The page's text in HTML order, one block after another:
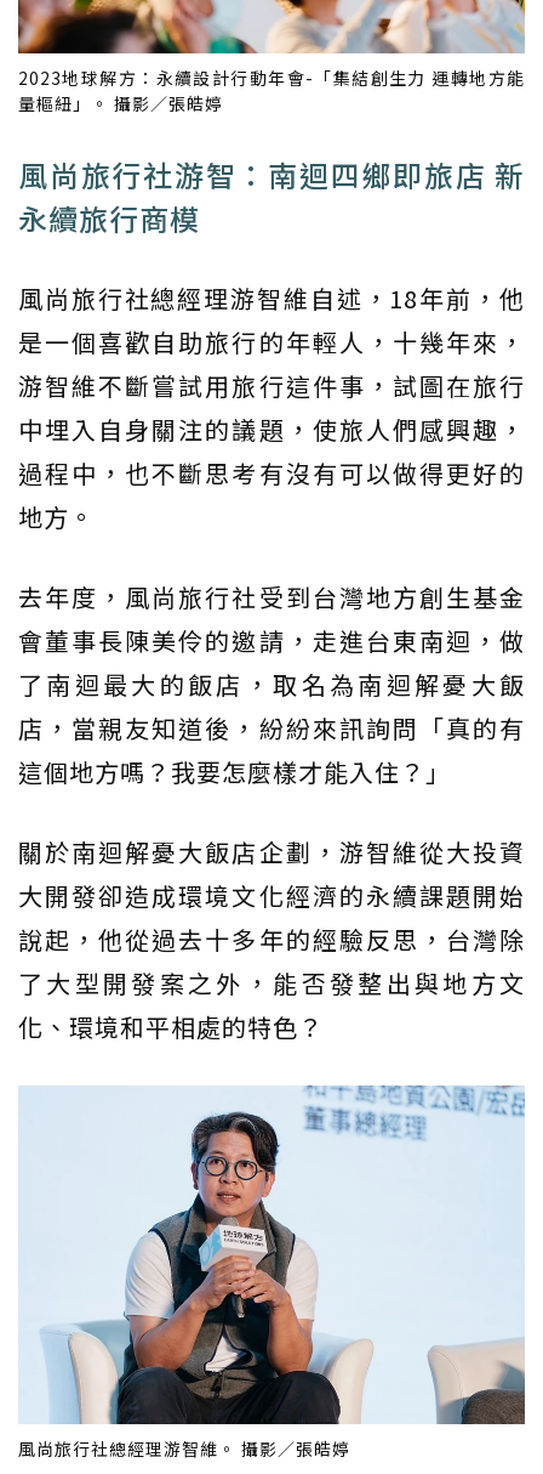
2023地球解方：永續設計行動年會-「集結創生力 運轉地方能
量樞紐」。 攝影／張皓婷
風尚旅行社游智：南迴四鄉即旅店 新
永續旅行商模
風尚旅行社總經理游智維自述，18年前，他
是一個喜歡自助旅行的年輕人，十幾年來，
游智維不斷嘗試用旅行這件事，試圖在旅行
中埋入自身關注的議題，使旅人們感興趣，
過程中，也不斷思考有沒有可以做得更好的
地方。
去年度，風尚旅行社受到台灣地方創生基金
會董事長陳美伶的邀請，走進台東南迴，做
了南迴最大的飯店，取名為南迴解憂大飯
店，當親友知道後，紛紛來訊詢問「真的有
這個地方嗎？我要怎麼樣才能入住？」
關於南迴解憂大飯店企劃，游智維從大投資
大開發卻造成環境文化經濟的永續課題開始
說起，他從過去十多年的經驗反思，台灣除
了大型開發案之外，能否發整出與地方文
化、環境和平相處的特色？
風尚旅行社總經理游智維。 攝影／張皓婷